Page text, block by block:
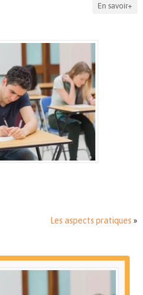
En savoir+
Les aspects pratiques »